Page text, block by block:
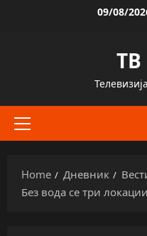
09/08/
Primary
Home Дневник
Без вода се три